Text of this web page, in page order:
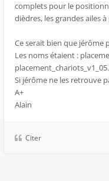
complets pour le
dièdres, les grandes ailes
Ce serait bien que jérôme
Les noms étaient :
Si jérôme ne les retrouve
A+
Alain
Citer